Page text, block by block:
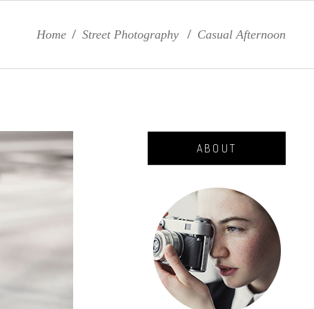
Home / Street Photography / Casual Afternoon
ABOUT